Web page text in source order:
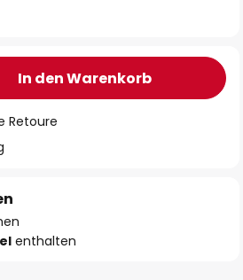
In den Warenkorb
Retoure
enthalten